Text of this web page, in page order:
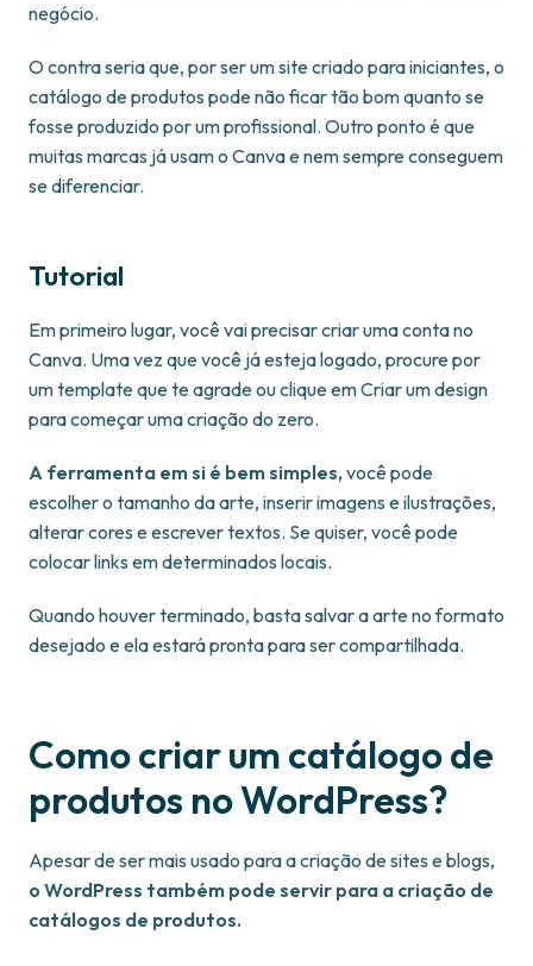
negócio.
O contra seria que, por ser um site criado para iniciantes, o
catálogo de produtos pode não ficar tão bom quanto se
fosse produzido por um profissional. Outro ponto é que
muitas marcas já usam o Canva e nem sempre conseguem
se diferenciar.
Tutorial
Em primeiro lugar, você vai precisar criar uma conta no
Canva. Uma vez que você já esteja logado, procure por
um template que te agrade ou clique em Criar um design
para começar uma criação do zero.
A ferramenta em si é bem simples, você pode
escolher o tamanho da arte, inserir imagens e ilustrações,
alterar cores e escrever textos. Se quiser, você pode
colocar links em determinados locais.
Quando houver terminado, basta salvar a arte no formato
desejado e ela estará pronta para ser compartilhada.
Como criar um catálogo de
produtos no WordPress?
Apesar de ser mais usado para a criação de sites e blogs,
o WordPress também pode servir para a criação de
catálogos de produtos.